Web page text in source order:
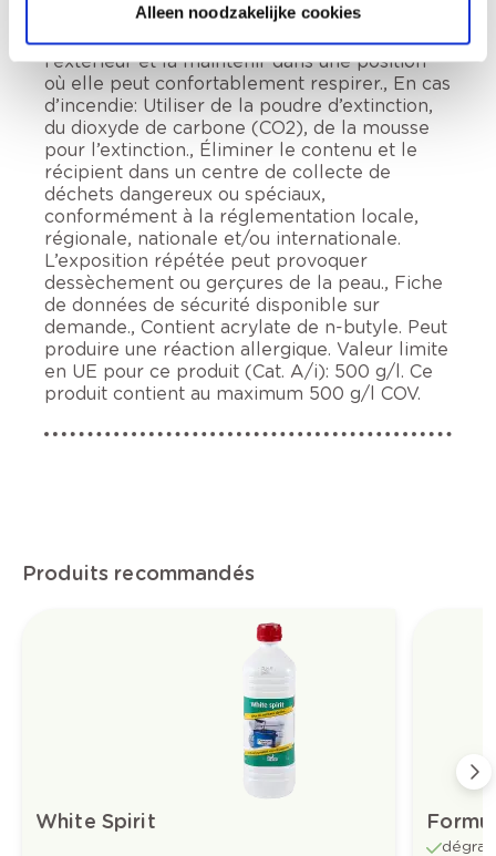
Alleen noodzakelijke cookies
brouillards, aérosols., EN CAS
D’INHALATION: transporter la personne à
l’extérieur et la maintenir dans une position
où elle peut confortablement respirer., En cas
d’incendie: Utiliser de la poudre d’extinction,
du dioxyde de carbone (CO2), de la mousse
pour l’extinction., Éliminer le contenu et le
récipient dans un centre de collecte de
déchets dangereux ou spéciaux,
conformément à la réglementation locale,
régionale, nationale et/ou internationale.
L’exposition répétée peut provoquer
dessèchement ou gerçures de la peau., Fiche
de données de sécurité disponible sur
demande., Contient acrylate de n-butyle. Peut
produire une réaction allergique. Valeur limite
en UE pour ce produit (Cat. A/i): 500 g/l. Ce
produit contient au maximum 500 g/l COV.
Produits recommandés
White Spirit